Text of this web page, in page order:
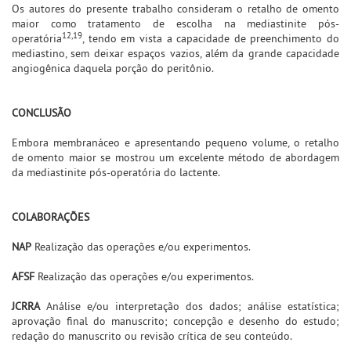
Os autores do presente trabalho consideram o retalho de omento
maior como tratamento de escolha na mediastinite pós-
operatória12,19, tendo em vista a capacidade de preenchimento do
mediastino, sem deixar espaços vazios, além da grande capacidade
angiogênica daquela porção do peritônio.
CONCLUSÃO
Embora membranáceo e apresentando pequeno volume, o retalho
de omento maior se mostrou um excelente método de abordagem
da mediastinite pós-operatória do lactente.
COLABORAÇÕES
NAP Realização das operações e/ou experimentos.
AFSF Realização das operações e/ou experimentos.
JCRRAAnálise e/ou interpretação dos dados; análise estatística;
aprovação final do manuscrito; concepção e desenho do estudo;
redação do manuscrito ou revisão crítica de seu conteúdo.